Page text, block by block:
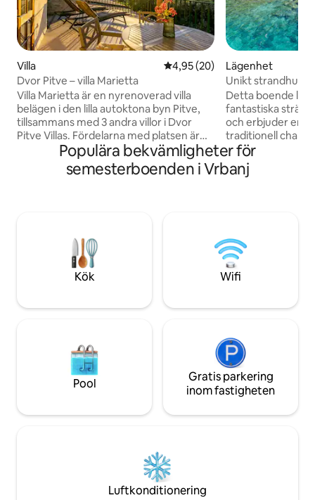
Villa 4,95 av 5 i genomsnittligt
4,95 (20)
Dvor Pitve – villa Marietta
Villa Marietta är en nyrenoverad villa
belägen i den lilla autoktona byn Pitve,
tillsammans med 3 andra villor i Dvor
Pitve Villas. Fördelarna med platsen är
lugn, naturlig skönhet och äkthet, allt
detta inte långt från centrum av
kommunen Jelsa, havet och stranden
ultrasnabbt Starlink-internet, en
innergård, en trädgård med olika
grönsaker... Vi erbjuder också
frukostleverans till villan och det kostar
Lägenhet
Unikt strandhus
Detta boende
fantastiska
och erbjuder en
traditionell
Detta boende är
de få
ställe. Tänk dig
sällsynt som det
och upplev en
är värdig en kung.
Populära bekvämligheter för
semesterboenden i Vrbanj
Kök Wifi
Pool
Gratis parkering
inom fastigheten
Luftkonditionering